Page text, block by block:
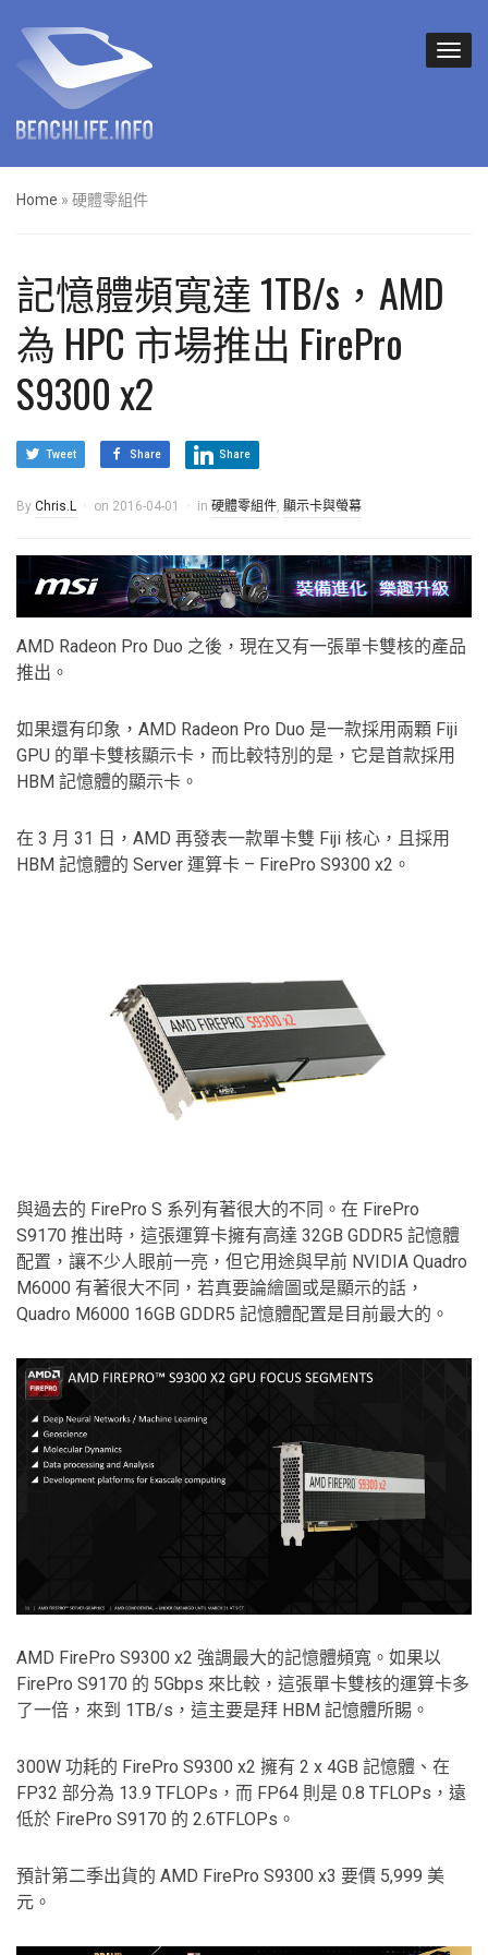
Home » 硬體零組件
記憶體頻寬達 1TB/s，AMD
為 HPC 市場推出 FirePro
S9300 x2
Tweet Share Share
By Chris.L on 2016-04-01 in 硬體零組件, 顯示卡與螢幕
AMD Radeon Pro Duo 之後，現在又有一張單卡雙核的產品
推出。
如果還有印象，AMD Radeon Pro Duo 是一款採用兩顆 Fiji
GPU 的單卡雙核顯示卡，而比較特別的是，它是首款採用
HBM 記憶體的顯示卡。
在 3 月 31 日，AMD 再發表一款單卡雙 Fiji 核心，且採用
HBM 記憶體的 Server 運算卡 – FirePro S9300 x2。
與過去的 FirePro S 系列有著很大的不同。在 FirePro
S9170 推出時，這張運算卡擁有高達 32GB GDDR5 記憶體
配置，讓不少人眼前一亮，但它用途與早前 NVIDIA Quadro
M6000 有著很大不同，若真要論繪圖或是顯示的話，
Quadro M6000 16GB GDDR5 記憶體配置是目前最大的。
AMD FirePro S9300 x2 強調最大的記憶體頻寬。如果以
FirePro S9170 的 5Gbps 來比較，這張單卡雙核的運算卡多
了一倍，來到 1TB/s，這主要是拜 HBM 記憶體所賜。
300W 功耗的 FirePro S9300 x2 擁有 2 x 4GB 記憶體、在
FP32 部分為 13.9 TFLOPs，而 FP64 則是 0.8 TFLOPs，遠
低於 FirePro S9170 的 2.6TFLOPs。
預計第二季出貨的 AMD FirePro S9300 x3 要價 5,999 美
元。